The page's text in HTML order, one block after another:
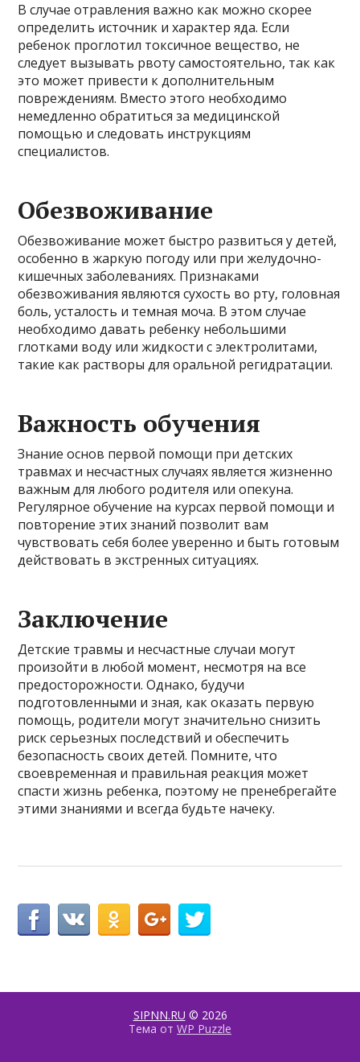
В случае отравления важно как можно скорее
определить источник и характер яда. Если
ребенок проглотил токсичное вещество, не
следует вызывать рвоту самостоятельно, так как
это может привести к дополнительным
повреждениям. Вместо этого необходимо
немедленно обратиться за медицинской
помощью и следовать инструкциям
специалистов.
Обезвоживание
Обезвоживание может быстро развиться у детей,
особенно в жаркую погоду или при желудочно-
кишечных заболеваниях. Признаками
обезвоживания являются сухость во рту, головная
боль, усталость и темная моча. В этом случае
необходимо давать ребенку небольшими
глотками воду или жидкости с электролитами,
такие как растворы для оральной регидратации.
Важность обучения
Знание основ первой помощи при детских
травмах и несчастных случаях является жизненно
важным для любого родителя или опекуна.
Регулярное обучение на курсах первой помощи и
повторение этих знаний позволит вам
чувствовать себя более уверенно и быть готовым
действовать в экстренных ситуациях.
Заключение
Детские травмы и несчастные случаи могут
произойти в любой момент, несмотря на все
предосторожности. Однако, будучи
подготовленными и зная, как оказать первую
помощь, родители могут значительно снизить
риск серьезных последствий и обеспечить
безопасность своих детей. Помните, что
своевременная и правильная реакция может
спасти жизнь ребенка, поэтому не пренебрегайте
этими знаниями и всегда будьте начеку.
SIPNN.RU © 2026
Тема от WP Puzzle